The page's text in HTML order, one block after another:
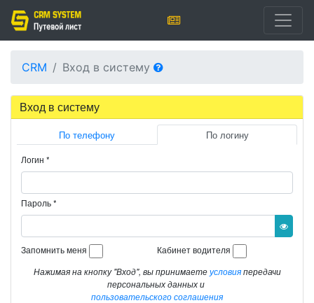
CRM Вход в систему
Вход в систему
По телефону По логину
Логин *
Пароль*
Запомнить меня
Кабинет водителя
Нажимая на кнопку "Вход", вы принимаетеусловияпередачи
персональных данных и
пользовательского соглашения